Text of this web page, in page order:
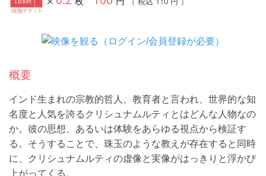
概要
インド生まれの宗教的哲人、教育者と言われ、世界的な知
名度と人気を誇るクリシュナムルティとはどんな人物なの
か。彼の思想、あるいは体験をあらゆる視点から検証す
る。そうすることで、珠玉のような教えが存在すると同時
に、クリシュナムルティの虚像と実像がはっきりと浮かび
上がってくる。